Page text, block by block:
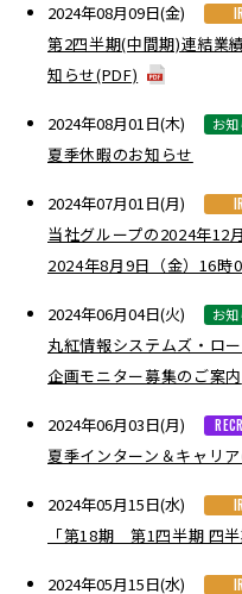
2024年08月09日(金)
第2四半期(中間期)連結業
知らせ(PDF)
2024年08月01日(木) お
夏季休暇のお知らせ
2024年07月01日(月)
当社グループの2024年12
2024年8月9日（金）16時
2024年06月04日(火) お
丸紅情報システムズ・ロ
企画モニター募集のご案内
2024年06月03日(月)
夏季インターン＆キャリ
2024年05月15日(水)
「第18期 第1四半期 四
2024年05月15日(水)